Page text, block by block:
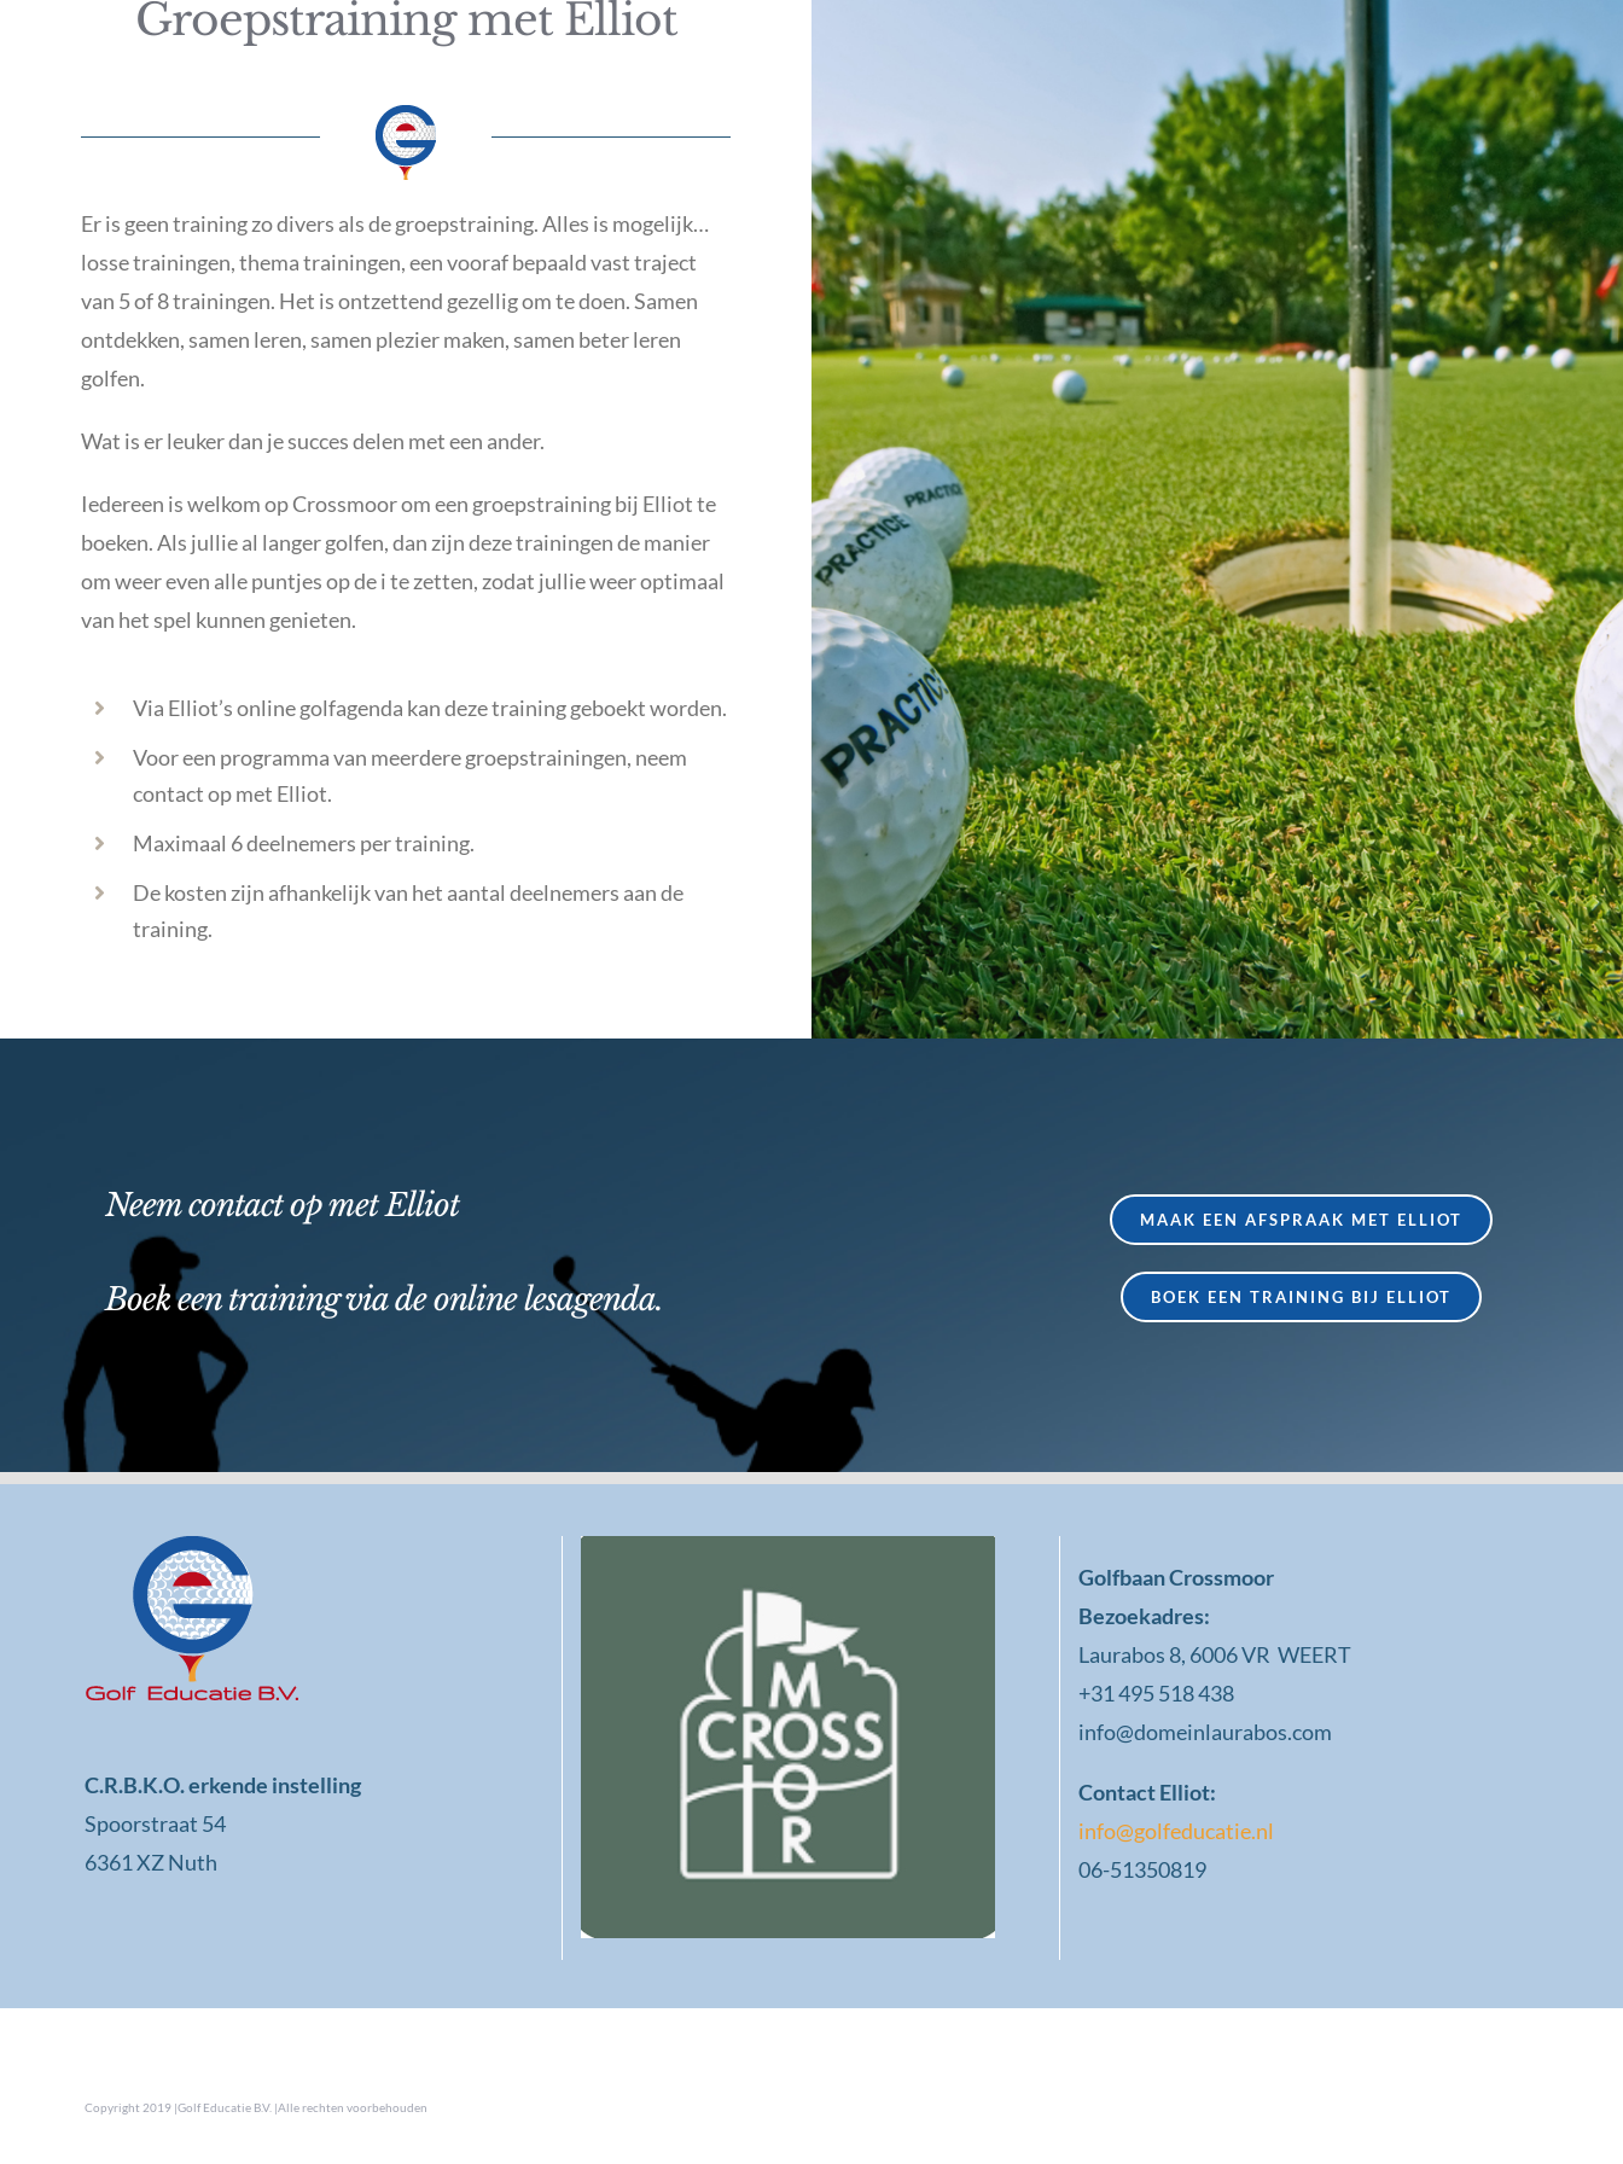
Groepstraining met Elliot
Er is geen training zo divers als de groepstraining. Alles is mogelijk…
losse trainingen, thema trainingen, een vooraf bepaald vast traject
van 5 of 8 trainingen. Het is ontzettend gezellig om te doen. Samen
ontdekken, samen leren, samen plezier maken, samen beter leren
golfen.
Wat is er leuker dan je succes delen met een ander.
Iedereen is welkom op Crossmoor om een groepstraining bij Elliot te
boeken. Als jullie al langer golfen, dan zijn deze trainingen de manier
om weer even alle puntjes op de i te zetten, zodat jullie weer optimaal
van het spel kunnen genieten.
Via Elliot’s online golfagenda kan deze training geboekt worden.
Voor een programma van meerdere groepstrainingen, neem
contact op met Elliot.
Maximaal 6 deelnemers per training.
De kosten zijn afhankelijk van het aantal deelnemers aan de
training.
Neem contact op met Elliot
Boek een training via de online lesagenda.
MAAK EEN AFSPRAAK MET ELLIOT
BOEK EEN TRAINING BIJ ELLIOT
C.R.B.K.O. erkende instelling
Spoorstraat 54
6361 XZ Nuth
Golfbaan Crossmoor
Bezoekadres:
Laurabos 8, 6006 VR WEERT
+31 495 518 438
info@domeinlaurabos.com
Contact Elliot:
info@golfeducatie.nl
06-51350819
Copyright 2019 |Golf Educatie B.V. |Alle rechten voorbehouden